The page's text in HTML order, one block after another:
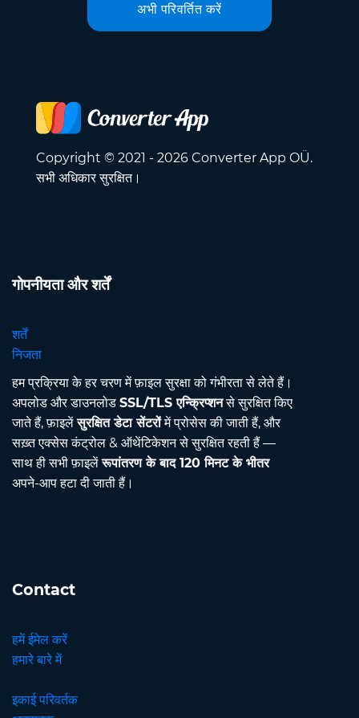
अभी परिवर्तित करें
Copyright © 2021 - 2026 Converter App OÜ.
सभी अधिकार सुरक्षित।
गोपनीयता और शर्तें
शर्तें
निजता
हम प्रक्रिया के हर चरण में फ़ाइल सुरक्षा को गंभीरता से लेते हैं।
अपलोड और डाउनलोड SSL/TLS एन्क्रिप्शनसे सुरक्षित किए
जाते हैं, फ़ाइलेंसुरक्षित डेटा सेंटरोंमें प्रोसेस की जाती हैं, और
सख़्त एक्सेस कंट्रोल & ऑथेंटिकेशन से सुरक्षित रहती हैं —
साथ ही सभी फ़ाइलेंरूपांतरण के बाद 120 मिनट के भीतर
अपने-आप हटा दी जाती हैं।
Contact
हमें ईमेल करें
हमारे बारे में
इकाई परिवर्तक